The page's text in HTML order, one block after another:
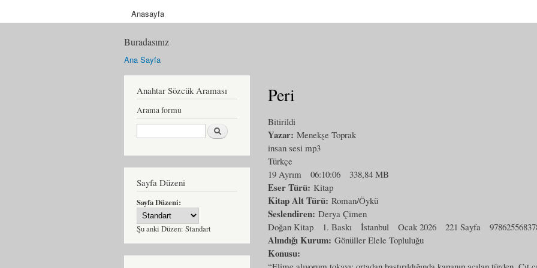
Anasayfa
Buradasınız
Ana Sayfa
Anahtar Sözcük Araması
Arama formu
Ara
Sayfa Düzeni
Sayfa Düzeni:
Şu anki Düzen: Standart
Peri
Bitirildi
Yazar: Menekşe Toprak
insan sesi mp3
Türkçe
19 Ayrım
06:10:06 338,84 MB
Eser Türü: Kitap
Kitap Alt Türü: Roman/Öykü
Seslendiren: Derya Çimen
Doğan Kitap
1. Baskı İstanbul Ocak 2026 221 Sayfa
Alındığı Kurum: Gönüller Elele Topluluğu
Konusu: